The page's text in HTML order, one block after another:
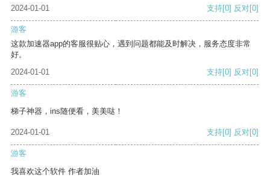
2024-01-01 支持[0] 反对[0]
游客
这款加速器app的客服很贴心，遇到问题都能及时解决，服务态度非常
好。
2024-01-01
支持[0] 反对[0]
游客
梯子神器，ins随便看，美美哒！
2024-01-01 支持[0] 反对[0]
游客
我喜欢这个软件 作者加油